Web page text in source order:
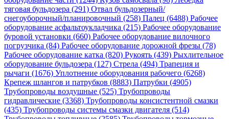
тяговая бульдозера (291) Отвал бульдозерный/
снегоуборочный/планировочный (258) Палец (6488) Рабочее
оборудование асфальтоукладчика (215) Рабочее оборудование
буровой установки (660) Рабочее оборудование вилочного
погрузчика (84) Рабочее оборудование дорожной фрезы (78)
Рабочее оборудование катка (820) Рукоять (439) Рыхлительное
оборудование бульдозера (127) Стрела (494) Трапеция и
рычаги (1676) Уплотнение оборудования рабочего (6268)
Крепеж шлангов и патрубков (8883) Патрубки (4905)
Трубопроводы воздушные (525) Трубопроводы
гидравлические (3368) Трубопроводы консистентной смазки
(435) Трубопроводы системы смазки двигателя (514)